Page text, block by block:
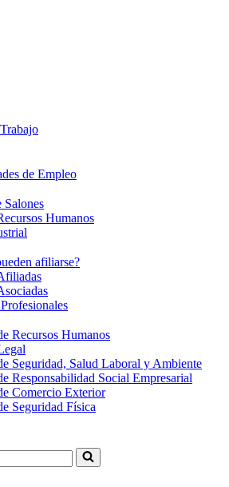
de Empleo
Humanos
afiliarse?
Recursos Humanos
Seguridad, Salud Laboral y Ambiente
Responsabilidad Social Empresarial
Comercio Exterior
Seguridad Física